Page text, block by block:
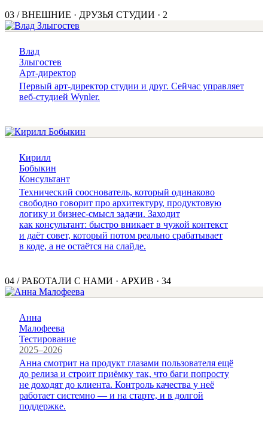
03 /ВНЕШНИЕ · ДРУЗЬЯ СТУДИИ · 2
Влад
Злыгостев
Арт-директор
Первый арт-директор студии и друг. Сейчас управляет
веб-студией Wynler.
Кирилл
Бобыкин
Консультант
Технический сооснователь, который одинаково
свободно говорит про архитектуру, продуктовую
логику и бизнес-смысл задачи. Заходит
как консультант: быстро вникает в чужой контекст
и даёт совет, который потом реально срабатывает
в коде, а не остаётся на слайде.
04 /РАБОТАЛИ С НАМИ · АРХИВ · 34
Анна
Малофеева
Тестирование
2025–2026
Анна смотрит на продукт глазами пользователя ещё
до релиза и строит приёмку так, что баги попросту
не доходят до клиента. Контроль качества у неё
работает системно — и на старте, и в долгой
поддержке.